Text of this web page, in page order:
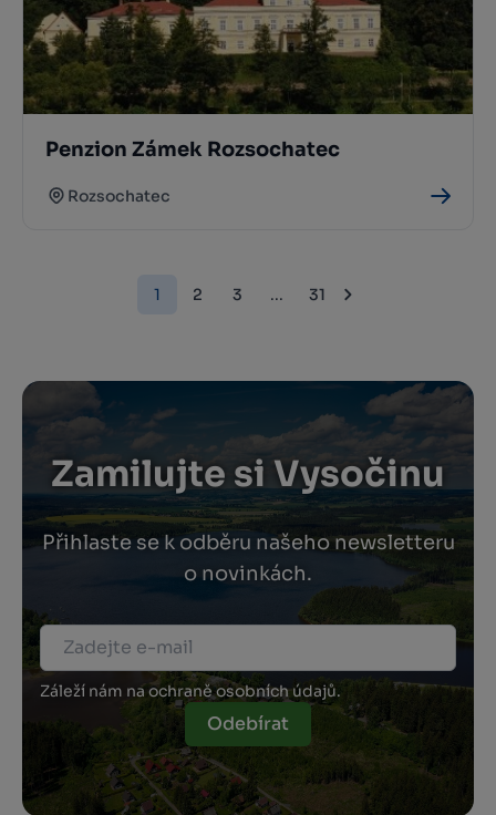
Penzion Zámek Rozsochatec
Rozsochatec
1 2 3 ... 31
Zamilujte si Vysočinu
Přihlaste se k odběru našeho newsletteru
o novinkách.
Záleží nám na ochraně osobních údajů.
Odebírat